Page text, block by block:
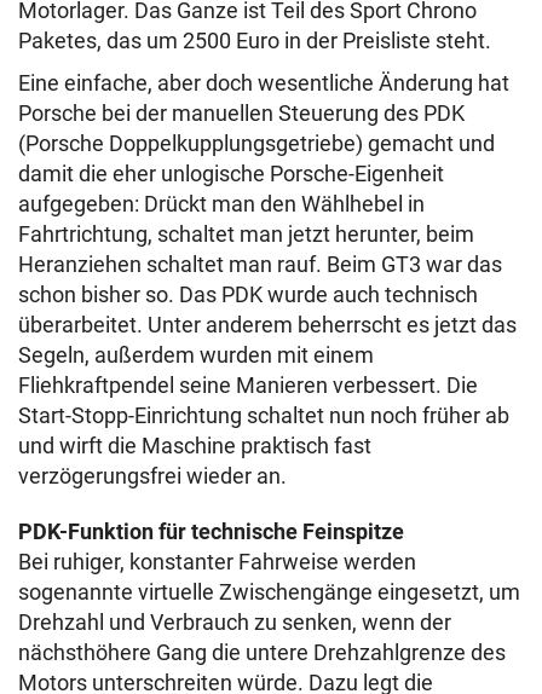
Motorlager. Das Ganze ist Teil des Sport Chrono
Paketes, das um 2500 Euro in der Preisliste steht.
Eine einfache, aber doch wesentliche Änderung hat
Porsche bei der manuellen Steuerung des PDK
(Porsche Doppelkupplungsgetriebe) gemacht und
damit die eher unlogische Porsche-Eigenheit
aufgegeben: Drückt man den Wählhebel in
Fahrtrichtung, schaltet man jetzt herunter, beim
Heranziehen schaltet man rauf. Beim GT3 war das
schon bisher so. Das PDK wurde auch technisch
überarbeitet. Unter anderem beherrscht es jetzt das
Segeln, außerdem wurden mit einem
Fliehkraftpendel seine Manieren verbessert. Die
Start-Stopp-Einrichtung schaltet nun noch früher ab
und wirft die Maschine praktisch fast
verzögerungsfrei wieder an.
PDK-Funktion für technische Feinspitze
Bei ruhiger, konstanter Fahrweise werden
sogenannte virtuelle Zwischengänge eingesetzt, um
Drehzahl und Verbrauch zu senken, wenn der
nächsthöhere Gang die untere Drehzahlgrenze des
Motors unterschreiten würde. Dazu legt die